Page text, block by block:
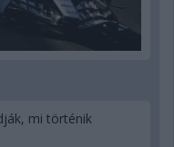
mi történik